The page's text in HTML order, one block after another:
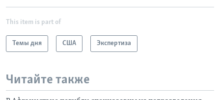
This item is part of
Темы дня США Экспертиза
Читайте также